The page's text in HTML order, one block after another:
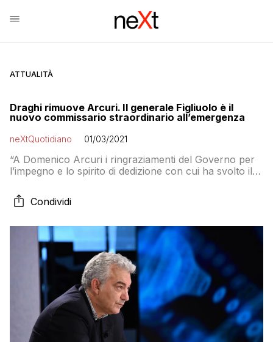
ATTUALITÀ
Draghi rimuove Arcuri. Il generale Figliuolo è il
nuovo commissario straordinario all’emergenza
neXtQuotidiano 01/03/2021
“A Domenico Arcuri i ringraziamenti del Governo per
l’impegno e lo spirito di dedizione con cui ha svolto il
emergenza per il Paese”
Condividi